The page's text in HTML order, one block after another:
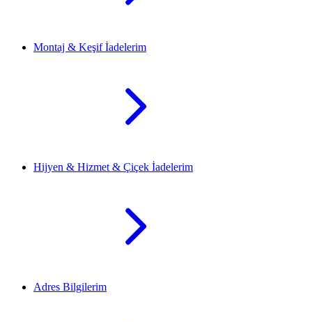
Montaj & Keşif İadelerim
Hijyen & Hizmet & Çiçek İadelerim
Adres Bilgilerim